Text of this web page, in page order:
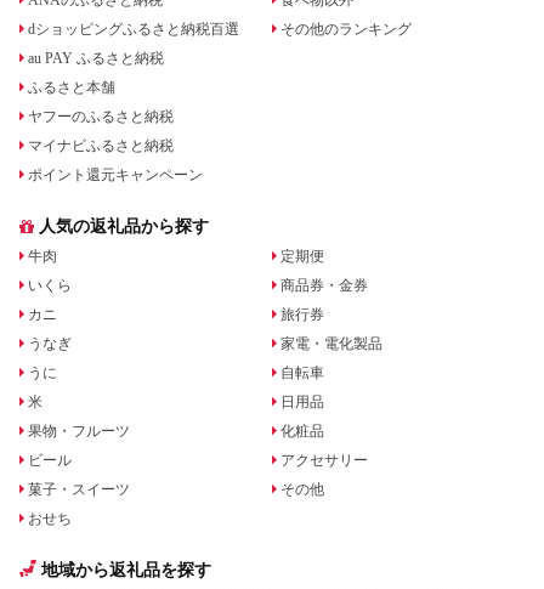
dショッピングふるさと納税百選
au PAY ふるさと納税
ふるさと本舗
ヤフーのふるさと納税
マイナビふるさと納税
ポイント還元キャンペーン
その他のランキング
人気の返礼品から探す
牛肉
いくら
カニ
うなぎ
うに
米
果物・フルーツ
ビール
菓子・スイーツ
おせち
定期便
商品券・金券
旅行券
家電・電化製品
自転車
日用品
化粧品
アクセサリー
その他
地域から返礼品を探す